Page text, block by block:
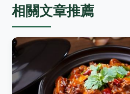
相關文章推薦